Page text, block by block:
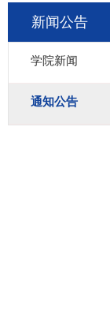
新闻公告
学院新闻
通知公告